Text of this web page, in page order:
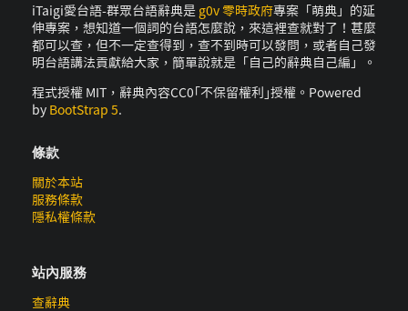
iTaigi愛台語-群眾台語辭典是 g0v 零時政府專案「萌典」的延
伸專案，想知道一個詞的台語怎麼說，來這裡查就對了！甚麼
都可以查，但不一定查得到，查不到時可以發問，或者自己發
明台語講法貢獻給大家，簡單說就是「自己的辭典自己編」。
程式授權 MIT，辭典內容CC0｢不保留權利｣授權。Powered
by BootStrap 5.
條款
關於本站
服務條款
隱私權條款
站內服務
查辭典